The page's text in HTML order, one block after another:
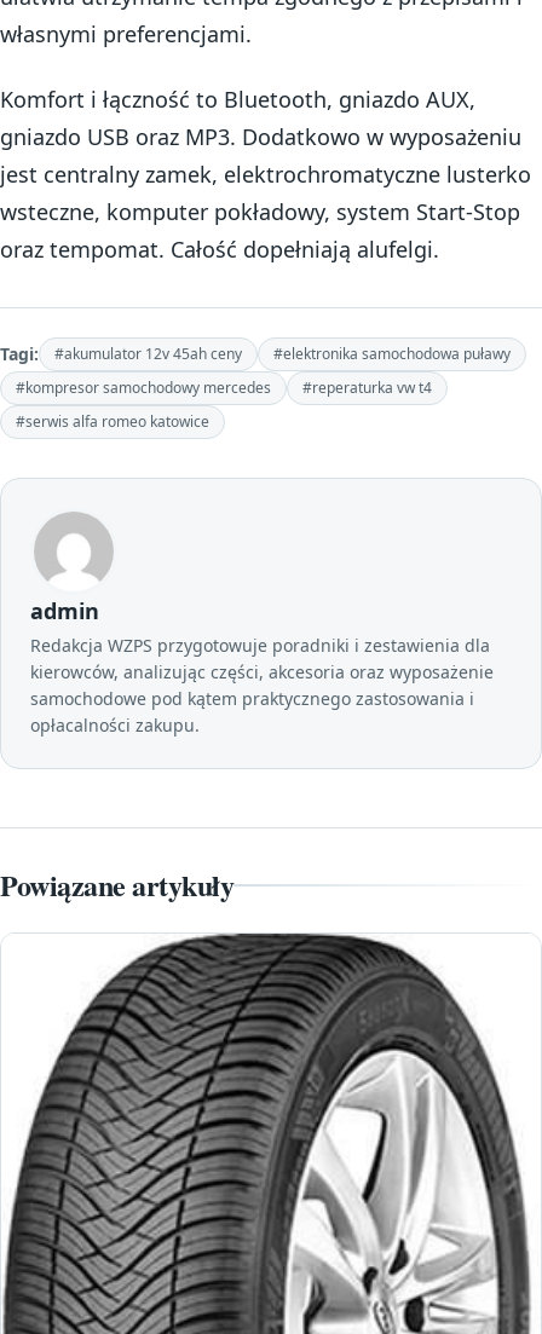
własnymi preferencjami.
Komfort i łączność to Bluetooth, gniazdo AUX,
gniazdo USB oraz MP3. Dodatkowo w wyposażeniu
jest centralny zamek, elektrochromatyczne lusterko
wsteczne, komputer pokładowy, system Start-Stop
oraz tempomat. Całość dopełniają alufelgi.
Tagi: #akumulator 12v 45ah ceny
#elektronika samochodowa puławy
#kompresor samochodowy mercedes
#reperaturka vw t4
#serwis alfa romeo katowice
admin
Redakcja WZPS przygotowuje poradniki i zestawienia dla
kierowców, analizując części, akcesoria oraz wyposażenie
samochodowe pod kątem praktycznego zastosowania i
opłacalności zakupu.
Powiązane artykuły